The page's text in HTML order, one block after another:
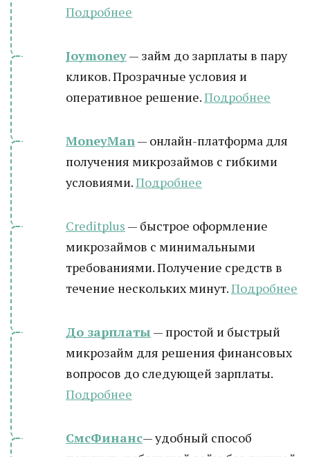
Подробнее
Joymoney— займ до зарплаты в пару
кликов. Прозрачные условия и
оперативное решение.Подробнее
MoneyMan— онлайн-платформа для
получения микрозаймов с гибкими
условиями.Подробнее
Creditplus — быстрое оформление
микрозаймов с минимальными
требованиями. Получение средств в
течение нескольких минут.Подробнее
До зарплаты — простой и быстрый
микрозайм для решения финансовых
вопросов до следующей зарплаты.
Подробнее
СмсФинанс— удобный способ